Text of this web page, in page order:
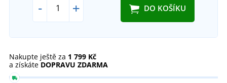
- + DO KOŠÍKU
Nakupte ještě za 1 799 Kč
a získáte DOPRAVU ZDARMA